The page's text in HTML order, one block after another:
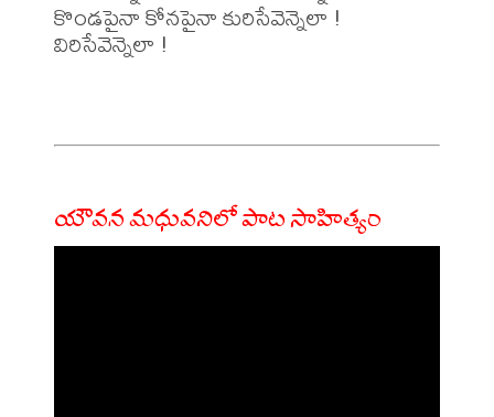
కొండపైనా కోనపైనా కురిసేవెన్నెలా !
విరిసేవెన్నెలా !
యౌవన మధువనిలో పాట సాహిత్యం